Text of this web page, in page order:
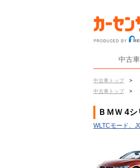
中古車
中古車トップ >
中古車トップ
>
ＢＭＷ 4
WLTCモード、